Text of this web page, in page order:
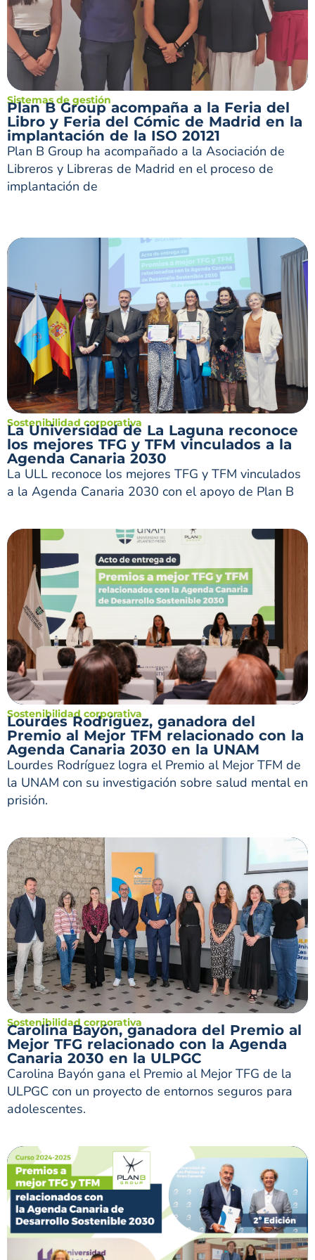
Sistemas de gestión
Plan B Group acompaña a la Feria del
Libro y Feria del Cómic de Madrid en la
implantación de la ISO 20121
Plan B Group ha acompañado a la Asociación de
Libreros y Libreras de Madrid en el proceso de
implantación de
Sostenibilidad corporativa
La Universidad de La Laguna reconoce
los mejores TFG y TFM vinculados a la
Agenda Canaria 2030
La ULL reconoce los mejores TFG y TFM vinculados
a la Agenda Canaria 2030 con el apoyo de Plan B
Sostenibilidad corporativa
Lourdes Rodríguez, ganadora del
Premio al Mejor TFM relacionado con la
Agenda Canaria 2030 en la UNAM
Lourdes Rodríguez logra el Premio al Mejor TFM de
la UNAM con su investigación sobre salud mental en
prisión.
Sostenibilidad corporativa
Carolina Bayón, ganadora del Premio al
Mejor TFG relacionado con la Agenda
Canaria 2030 en la ULPGC
Carolina Bayón gana el Premio al Mejor TFG de la
ULPGC con un proyecto de entornos seguros para
adolescentes.